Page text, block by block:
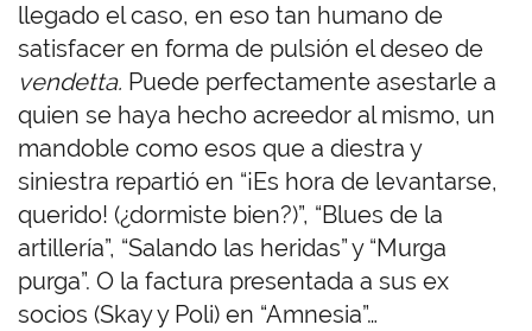
llegado el caso, en eso tan humano de
satisfacer en forma de pulsión el deseo de
vendetta. Puede perfectamente asestarle a
quien se haya hecho acreedor al mismo, un
mandoble como esos que a diestra y
siniestra repartió en “¡Es hora de levantarse,
querido! (¿dormiste bien?)”, “Blues de la
artillería”, “Salando las heridas” y “Murga
purga”. O la factura presentada a sus ex
socios (Skay y Poli) en “Amnesia”…